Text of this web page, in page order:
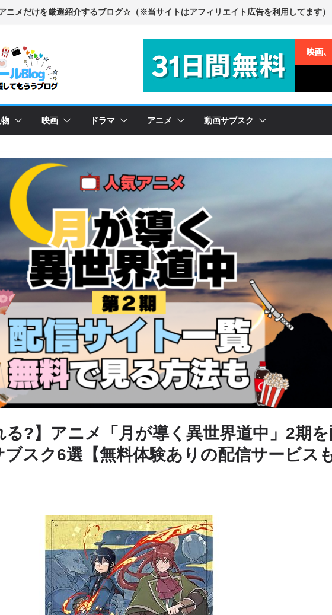
物 映画 ドラマ アニメ 動画サブスク
る?】アニメ「月が導く異世界道中」2期
ブスク6選【無料体験ありの配信サービス